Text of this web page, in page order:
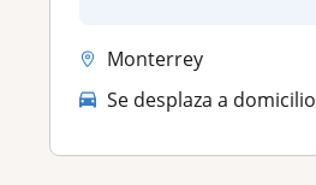
Monterrey
Se desplaza a domicilio